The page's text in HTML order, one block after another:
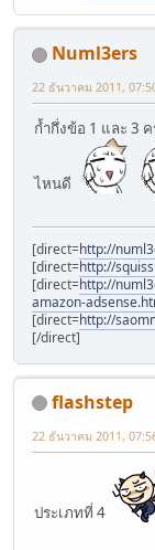
Numl3ers
22 ธันวาคม 2011,
ก้ำกึ่งข้อ 1 และ 3
ไหนดี
[direct=http://
[direct=http://
[direct=http://
amazon-
[direct=http://
[/direct]
flashstep
22 ธันวาคม 2011,
ประเภทที่ 4